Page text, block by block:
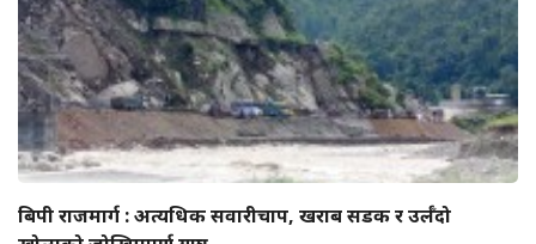
बिपी राजमार्ग : अत्यधिक सवारीचाप, खराब सडक र उर्लँदो